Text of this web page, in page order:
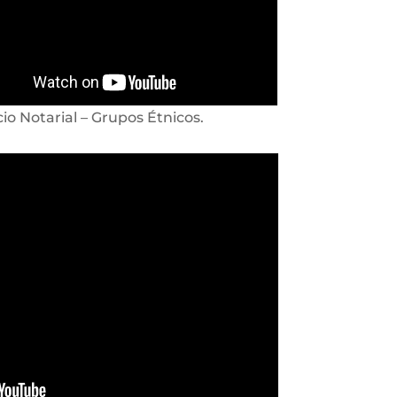
Notarial – Grupos Étnicos.